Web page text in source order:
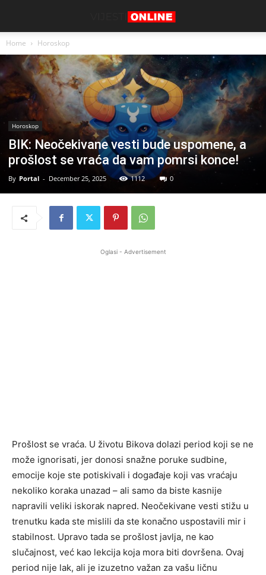
Home Horoskop
Horoskop
BIK: Neočekivane vesti bude uspomene, a
prošlost se vraća da vam pomrsi konce!
By Portal - December 25, 2025 1112 0
Oglasi - Advertisement
Prošlost se vraća. U životu Bikova dolazi period koji se ne
može ignorisati, jer donosi snažne poruke sudbine,
emocije koje ste potiskivali i događaje koji vas vraćaju
nekoliko koraka unazad – ali samo da biste kasnije
napravili veliki iskorak napred. Neočekivane vesti stižu u
trenutku kada ste mislili da ste konačno uspostavili mir i
stabilnost. Upravo tada se prošlost javlja, ne kao
slučajnost, već kao lekcija koja mora biti dovršena. Ovaj
period nije lak, ali je izuzetno važan za vašu ličnu